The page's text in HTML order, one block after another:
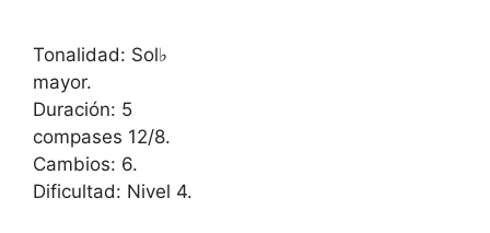
Tonalidad: Sol♭
mayor.
Duración: 5
compases 12/8.
Cambios: 6.
Dificultad: Nivel 4.